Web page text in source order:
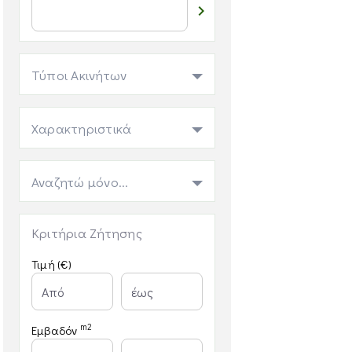

Τύποι Ακινήτων
Χαρακτηριστικά
Αναζητώ μόνο...
Κριτήρια Ζήτησης
Τιμή (€)
Εμβαδόν m2